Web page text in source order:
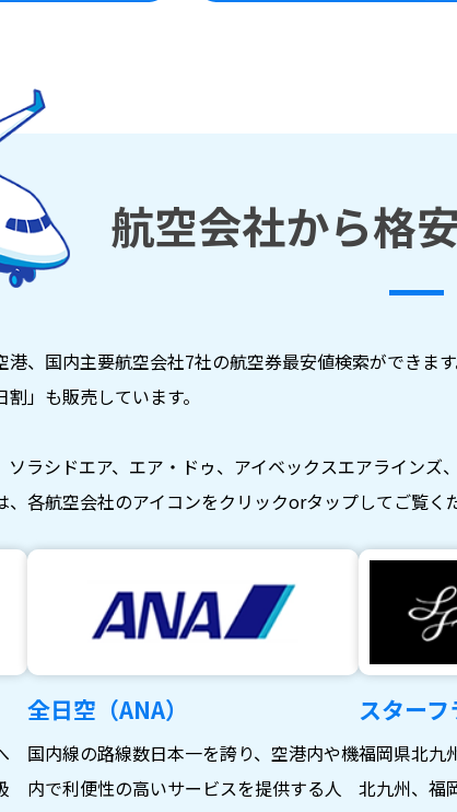
航空会社から格
、国内主要航空会社7社の航空券最安値検索ができます
」も販売しています。
ラシドエア、エア・ドゥ、アイベックスエアラインズ
各航空会社のアイコンをクリックorタップしてご覧く
全日空（ANA）
国内線の路線数日本一を誇り、空港内や機
内で利便性の高いサービスを提供する人
スターフ
福岡県北九
北九州、福